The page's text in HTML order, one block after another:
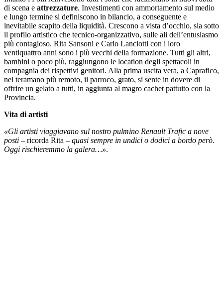
di scena e attrezzature. Investimenti con ammortamento sul medio
e lungo termine si definiscono in bilancio, a conseguente e
inevitabile scapito della liquidità. Crescono a vista d’occhio, sia sotto
il profilo artistico che tecnico-organizzativo, sulle ali dell’entusiasmo
più contagioso. Rita Sansoni e Carlo Lanciotti con i loro
ventiquattro anni sono i più vecchi della formazione. Tutti gli altri,
bambini o poco più, raggiungono le location degli spettacoli in
compagnia dei rispettivi genitori. Alla prima uscita vera, a Caprafico,
nel teramano più remoto, il parroco, grato, si sente in dovere di
offrire un gelato a tutti, in aggiunta al magro cachet pattuito con la
Provincia.
Vita di artisti
«Gli artisti viaggiavano sul nostro pulmino Renault Trafic a nove
posti – ricorda Rita – quasi sempre in undici o dodici a bordo però.
Oggi rischieremmo la galera…».